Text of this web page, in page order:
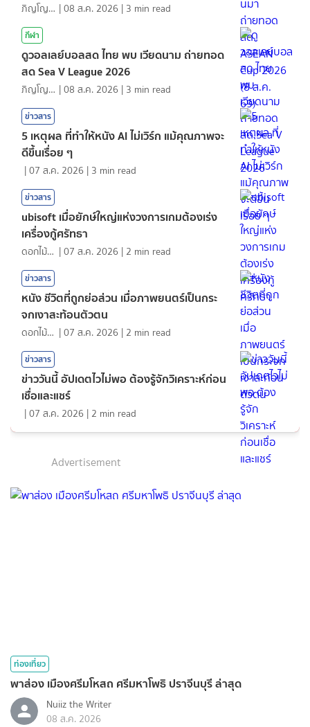
ภิญโญ ส่องแสง |08 ส.ค. 2026 | 3 min read
กีฬา
ดูวอลเลย์บอลสด ไทย พบ เวียดนาม ถ่ายทอด
สด Sea V League 2026
ภิญโญ ส่องแสง |08 ส.ค. 2026 | 3 min read
ข่าวสาร
5 เหตุผล ที่ทำให้หนัง AI ไม่เวิร์ก แม้คุณภาพจะ
ดีขึ้นเรื่อย ๆ
|07 ส.ค. 2026 | 3 min read
ข่าวสาร
ubisoft เมื่อยักษ์ใหญ่แห่งวงการเกมต้องเร่ง
เครื่องกู้ศรัทธา
ดอกไม้กับสายน้ำ |07 ส.ค. 2026 | 2 min read
ข่าวสาร
หนัง ชีวิตที่ถูกย่อส่วน เมื่อภาพยนตร์เป็นกระ
จกเงาสะท้อนตัวตน
ดอกไม้กับสายน้ำ |07 ส.ค. 2026 | 2 min read
ข่าวสาร
ข่าววันนี้ อัปเดตไวไม่พอ ต้องรู้จักวิเคราะห์ก่อน
เชื่อและแชร์
|07 ส.ค. 2026 | 2 min read
Advertisement
ท่องเที่ยว
พาส่อง เมืองศรีมโหสถ ศรีมหาโพธิ ปราจีนบุรี ล่าสุด
Nuiiz ​the​ Writer​
08 ส.ค. 2026